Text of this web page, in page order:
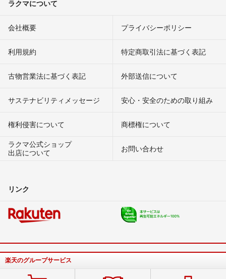
ラクマについて
会社概要 プライバシーポリシー
利用規約 特定商取引法に基づく表記
古物営業法に基づく表記 外部送信について
サステナビリティメッセージ 安心・安全のための取り組み
権利侵害について
商標権について
ラクマ公式ショップ
出店について
お問い合わせ
リンク
楽天のグループサービス